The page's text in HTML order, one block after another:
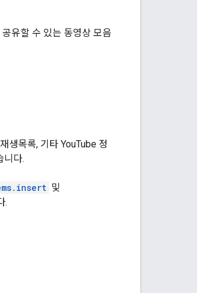
유할 수 있는 동영상 모음
생목록, 기타 YouTube 정
니다.
및
.